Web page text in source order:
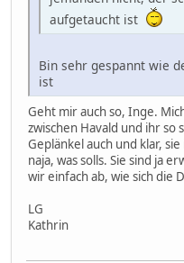
aufgetaucht ist
Bin sehr gespannt wie
ist
Geht mir auch so, Inge.
zwischen Havald und ihr so
Geplänkel auch und klar,
naja, was solls. Sie sind ja
wir einfach ab, wie sich die
LG
Kathrin